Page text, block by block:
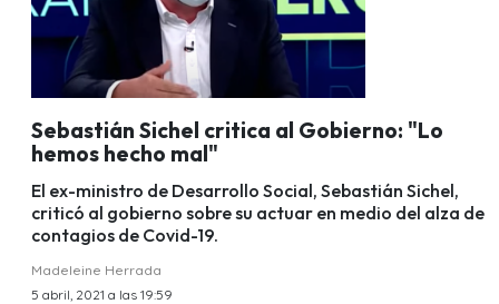
Sebastián Sichel critica al Gobierno: "Lo
hemos hecho mal"
El ex-ministro de Desarrollo Social, Sebastián Sichel,
criticó al gobierno sobre su actuar en medio del alza de
contagios de Covid-19.
Madeleine Herrada
5 abril, 2021 a las 19:59